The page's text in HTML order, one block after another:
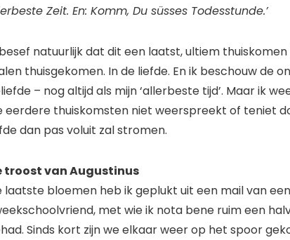
Zeit. En: Komm, Du süsses Todesstunde.’
natuurlijk dat dit een laatst, ultiem
thuisgekomen. In de liefde. En ik beschouw de
– nog altijd als mijn ‘allerbeste tijd’. Maar ik
eerdere thuiskomsten niet weerspreekt of teniet
dan pas voluit zal stromen.
troost van Augustinus
laatste bloemen heb ik geplukt uit een mail van
met wie ik nota bene ruim een
Sinds kort zijn we elkaar weer op het spoor